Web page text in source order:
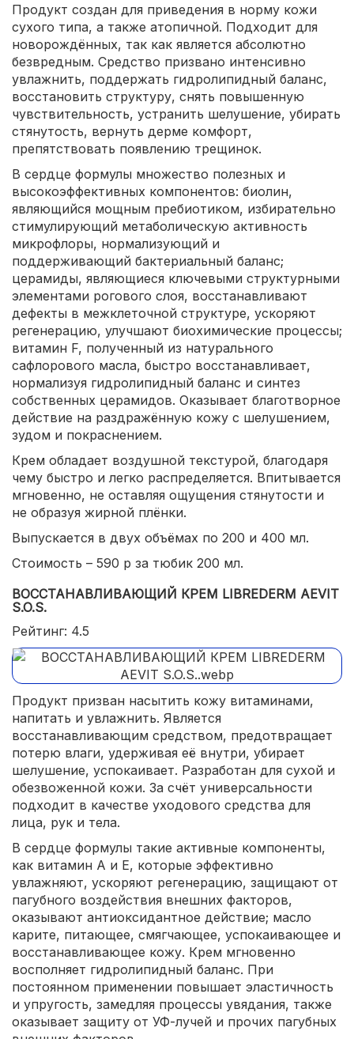
Продукт создан для приведения в норму кожи
сухого типа, а также атопичной. Подходит для
новорождённых, так как является абсолютно
безвредным. Средство призвано интенсивно
увлажнить, поддержать гидролипидный баланс,
восстановить структуру, снять повышенную
чувствительность, устранить шелушение, убирать
стянутость, вернуть дерме комфорт,
препятствовать появлению трещинок.
В сердце формулы множество полезных и
высокоэффективных компонентов: биолин,
являющийся мощным пребиотиком, избирательно
стимулирующий метаболическую активность
микрофлоры, нормализующий и
поддерживающий бактериальный баланс;
церамиды, являющиеся ключевыми структурными
элементами рогового слоя, восстанавливают
дефекты в межклеточной структуре, ускоряют
регенерацию, улучшают биохимические процессы;
витамин F, полученный из натурального
сафлорового масла, быстро восстанавливает,
нормализуя гидролипидный баланс и синтез
собственных церамидов. Оказывает благотворное
действие на раздражённую кожу с шелушением,
зудом и покраснением.
Крем обладает воздушной текстурой, благодаря
чему быстро и легко распределяется. Впитывается
мгновенно, не оставляя ощущения стянутости и
не образуя жирной плёнки.
Выпускается в двух объёмах по 200 и 400 мл.
Стоимость – 590 р за тюбик 200 мл.
ВОССТАНАВЛИВАЮЩИЙ КРЕМ LIBREDERM AEVIT
S.O.S.
Рейтинг: 4.5
Продукт призван насытить кожу витаминами,
напитать и увлажнить. Является
восстанавливающим средством, предотвращает
потерю влаги, удерживая её внутри, убирает
шелушение, успокаивает. Разработан для сухой и
обезвоженной кожи. За счёт универсальности
подходит в качестве уходового средства для
лица, рук и тела.
В сердце формулы такие активные компоненты,
как витамин А и Е, которые эффективно
увлажняют, ускоряют регенерацию, защищают от
пагубного воздействия внешних факторов,
оказывают антиоксидантное действие; масло
карите, питающее, смягчающее, успокаивающее и
восстанавливающее кожу. Крем мгновенно
восполняет гидролипидный баланс. При
постоянном применении повышает эластичность
и упругость, замедляя процессы увядания, также
оказывает защиту от УФ-лучей и прочих пагубных